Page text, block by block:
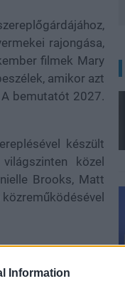
Information
rajongása,
filmek Mary
amikor azt
bemutatót 2027.
készült
közel
Brooks, Matt
közönségfilmek